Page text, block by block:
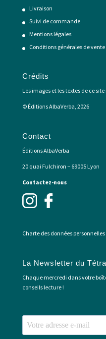
Livraison
Suivi de commande
Mentions légales
Conditions générales de vente
Crédits
Les images et les textes de ce
© Éditions AlbaVerba, 2026
Contact
Éditions AlbaVerba
20 quai Fulchiron – 69005 Lyon
Contactez-nous
Charte des données
La Newsletter du
Chaque mercredi dans votre
conseils lecture !